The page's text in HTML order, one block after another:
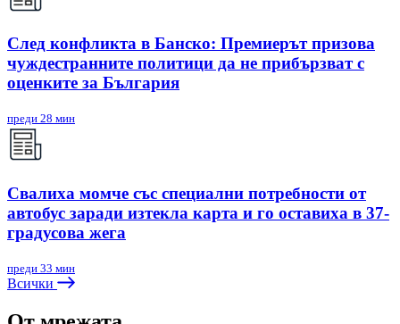
След конфликта в Банско: Премиерът призова
чуждестранните политици да не прибързват с
оценките за България
преди 28 мин
Свалиха момче със специални потребности от
автобус заради изтекла карта и го оставиха в 37-
градусова жега
преди 33 мин
Всички